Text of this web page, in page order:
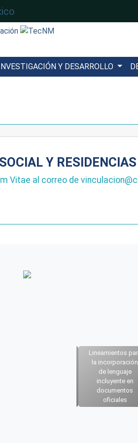
Y DESARROLLO
Y
Vitae al correo de
Lineamientos
la incorporación
de lenguaje
incluyente en
documentos
oficiales